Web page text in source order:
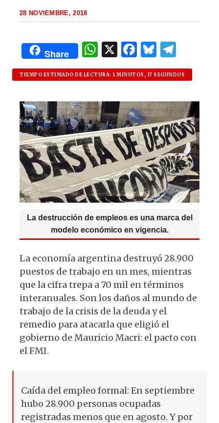
28 NOVIEMBRE, 2018
Share
W
h
at
s
A
p
p
X F
a
c
e
b
o
o
k
B
lu
es
k
y
el
e
g
ra
m
TIEMPO ESTIMADO DE LECTURA: 1 MINUTOS, 17 SEGUNDOS
La destrucción de empleos es una marca del
modelo económico en vigencia.
La economía argentina destruyó 28.900
puestos de trabajo en un mes, mientras
que la cifra trepa a 70 mil en términos
interanuales. Son los daños al mundo de
trabajo de la crisis de la deuda y el
remedio para atacarla que eligió el
gobierno de Mauricio Macri: el pacto con
el FMI.
Caída del empleo formal: En septiembre
hubo 28.900 personas ocupadas
registradas menos que en agosto. Y por